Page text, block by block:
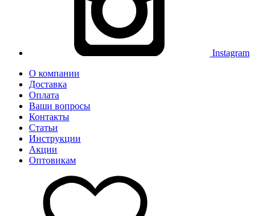
Instagram
О компании
Доставка
Оплата
Ваши вопросы
Контакты
Статьи
Инструкции
Акции
Оптовикам